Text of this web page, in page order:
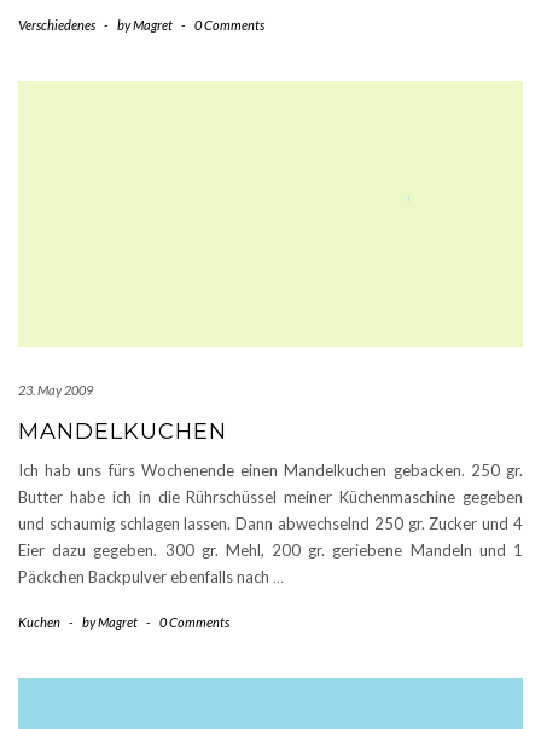
Verschiedenes - byMagret - 0 Comments
23. May 2009
MANDELKUCHEN
Ich hab uns fürs Wochenende einen Mandelkuchen gebacken. 250 gr.
Butter habe ich in die Rührschüssel meiner Küchenmaschine gegeben
und schaumig schlagen lassen. Dann abwechselnd 250 gr. Zucker und 4
Eier dazu gegeben. 300 gr. Mehl, 200 gr. geriebene Mandeln und 1
Päckchen Backpulver ebenfalls nach …
Kuchen - byMagret - 0 Comments